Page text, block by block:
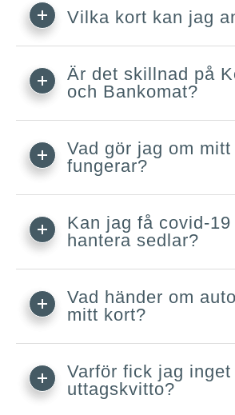
Vilka kort kan jag
Är det skillnad på
och Bankomat?
Vad gör jag om
fungerar?
Kan jag få covid-
hantera sedlar?
Vad händer om
mitt kort?
Varför fick jag inget
uttagskvitto?